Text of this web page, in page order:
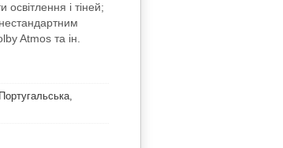
і тіней;
Atmos та ін.